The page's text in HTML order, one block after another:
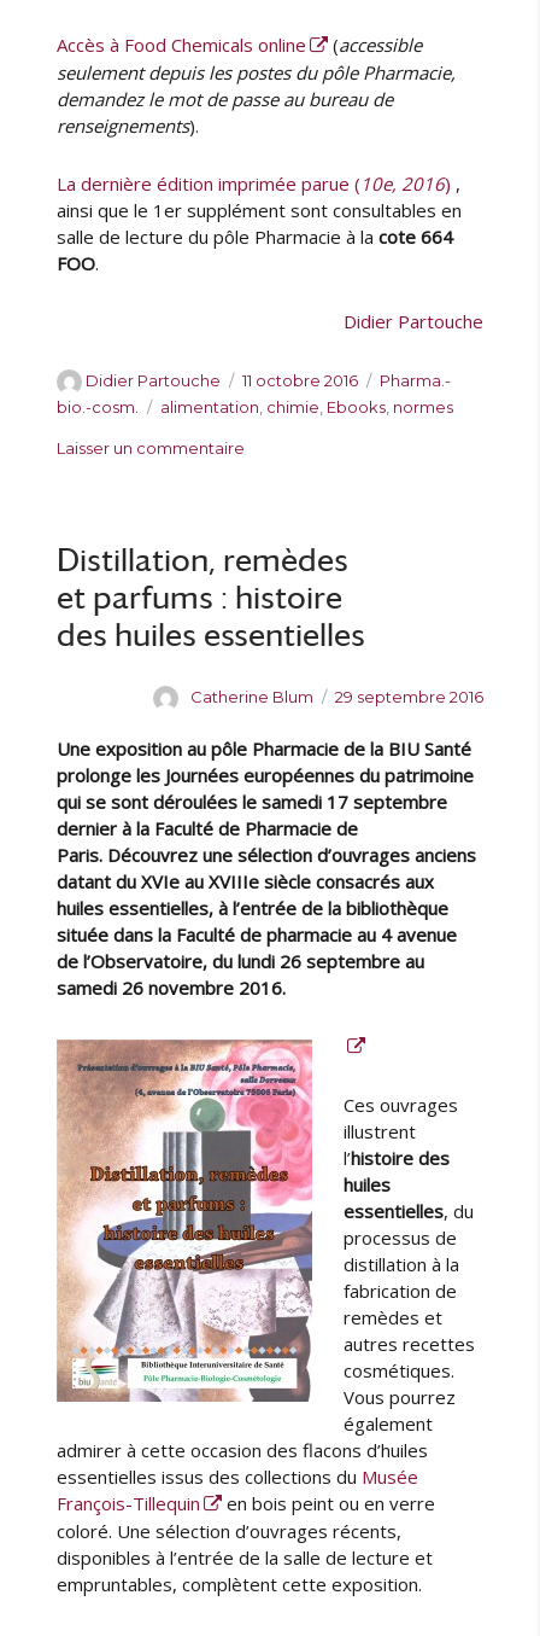
Accès à Food Chemicals online (accessible
seulement depuis les postes du pôle Pharmacie,
demandez le mot de passe au bureau de
renseignements).
La dernière édition imprimée parue ( 10e, 2016) ,
ainsi que le 1er supplément sont consultables en
salle de lecture du pôle Pharmacie à lacote 664
FOO.
Didier Partouche
A
u
e
Didier Partouche
P
u
l
e
11 octobre 2016
C
a
Pharma.-
bio.-cosm.
É
t
e
s
alimentation, chimie, Ebooks, normes
Laisser un commentaire
o
d
h
m
c
a
l
s
c
o
d
e
x
o
i
n
e
Distillation, remèdes
et parfums : histoire
des huiles essentielles
A
t
e
u
r
Catherine Blum
P
b
l
i
é
l
e
29 septembre 2016
Une exposition au pôle Pharmacie de la BIU Santé
prolonge les Journées européennes du patrimoine
qui se sont déroulées le samedi 17 septembre
dernier à la Faculté de Pharmacie de
Paris. Découvrez une sélection d’ouvrages anciens
datant du XVIe au XVIIIe siècle consacrés aux
huiles essentielles, à l’entrée de la bibliothèque
située dans la Faculté de pharmacie au 4 avenue
de l’Observatoire, du lundi 26 septembre au
samedi 26 novembre 2016.
Ces ouvrages
illustrent
l’histoire des
huiles
essentielles, du
processus de
distillation à la
fabrication de
remèdes et
autres recettes
cosmétiques.
Vous pourrez
également
admirer à cette occasion des flacons d’huiles
essentielles issus des collections du Musée
François-Tillequin
en bois peint ou en verre
coloré. Une sélection d’ouvrages récents,
disponibles à l’entrée de la salle de lecture et
empruntables, complètent cette exposition.